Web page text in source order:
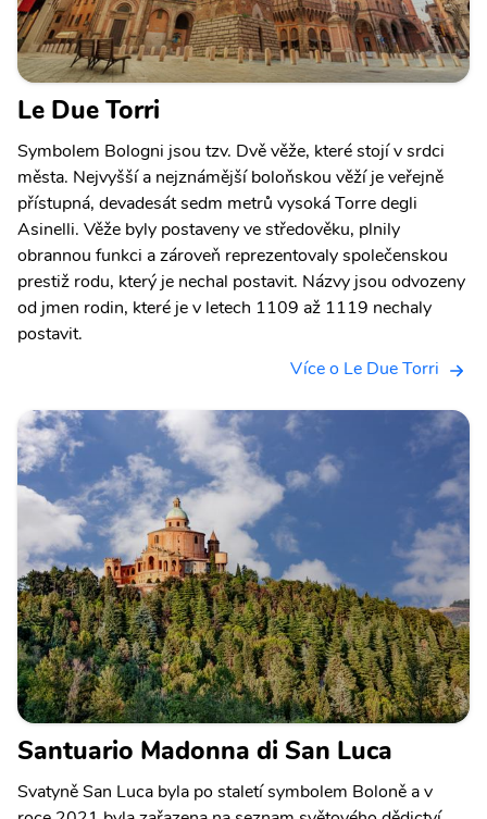
Le Due Torri
Symbolem Bologni jsou tzv. Dvě věže, které stojí v srdci
města. Nejvyšší a nejznámější boloňskou věží je veřejně
přístupná, devadesát sedm metrů vysoká Torre degli
Asinelli. Věže byly postaveny ve středověku, plnily
obrannou funkci a zároveň reprezentovaly společenskou
prestiž rodu, který je nechal postavit. Názvy jsou odvozeny
od jmen rodin, které je v letech 1109 až 1119 nechaly
postavit.
Více o Le Due Torri
Santuario Madonna di San Luca
Svatyně San Luca byla po staletí symbolem Boloně a v